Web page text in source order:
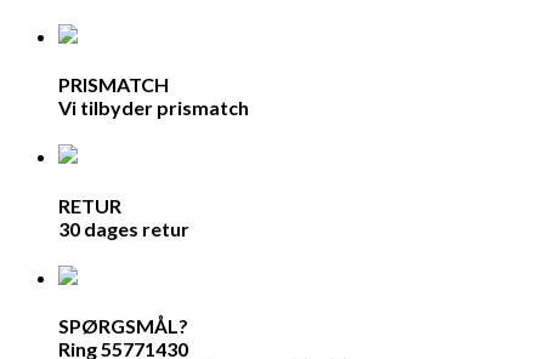
PRISMATCH
Vi tilbyder prismatch
RETUR
30 dages retur
SPØRGSMÅL?
Ring 55771430